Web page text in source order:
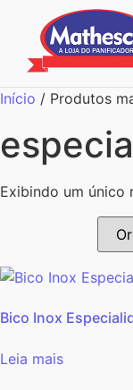
Início / Produtos
Exibindo um único
Bico Inox
Leia mais